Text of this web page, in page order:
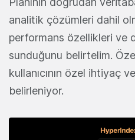
analitik çözümleri dahil
performans özellikleri ve
sunduğunu belirtelim.
kullanıcının özel ihtiyaç
belirleniyor.